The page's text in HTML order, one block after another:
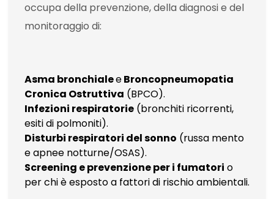
occupa della prevenzione, della diagnosi e del
monitoraggio di:
Asma bronchialeeBroncopneumopatia
Cronica Ostruttiva (BPCO).
Infezioni respiratorie (bronchiti ricorrenti,
esiti di polmoniti).
Disturbi respiratori del sonno (russa mento
e apnee notturne/OSAS).
Screening e prevenzione per i fumatori o
per chi è esposto a fattori di rischio ambientali.